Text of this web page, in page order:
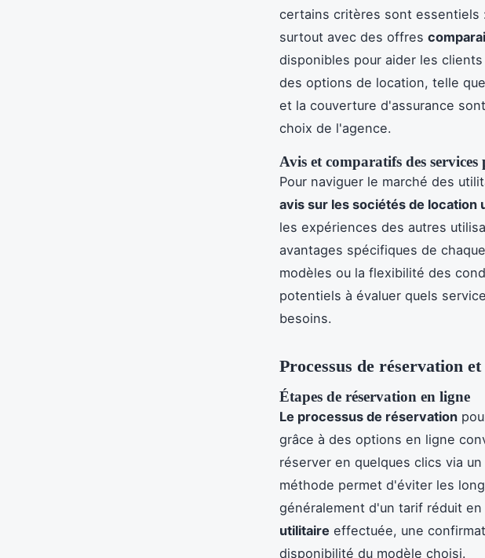
certains critères sont essentiels
surtout avec des offres
disponibles pour aider les
des options de location, telle
et la couverture d'assurance
choix de l'agence.
Avis et comparatifs des services
Pour naviguer le marché des
avis sur les sociétés de location
les expériences des autres
avantages spécifiques de
modèles ou la flexibilité des
potentiels à évaluer quels
besoins.
Processus de réservation
Étapes de réservation en ligne
Le processus de réservation
grâce à des options en ligne
réserver en quelques clics via
méthode permet d'éviter les
généralement d'un tarif réduit
utilitaire effectuée, une
disponibilité du modèle choisi.